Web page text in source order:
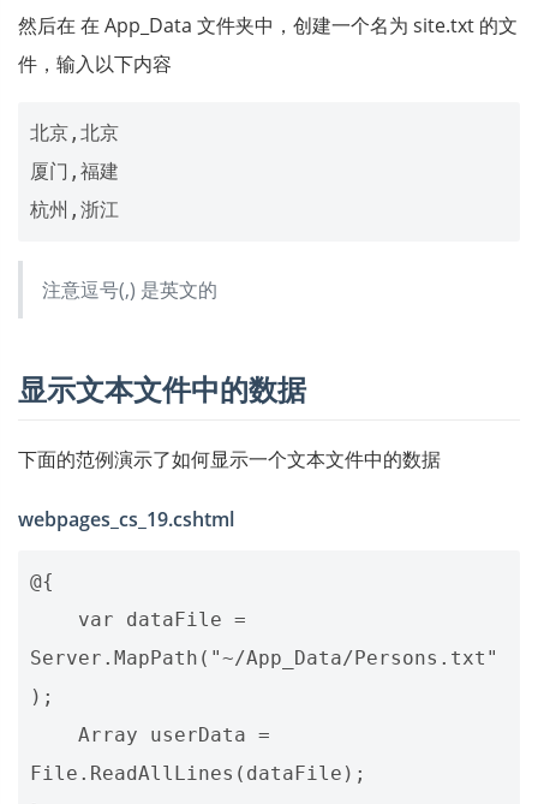
然后在 在 App_Data 文件夹中，创建一个名为 site.txt 的文
件，输入以下内容
北京,北京
厦门,福建
注意逗号(,) 是英文的
显示文本文件中的数据
下面的范例演示了如何显示一个文本文件中的数据
webpages_cs_19.cshtml
@{
Server.MapPath("~/App_Data/Persons.txt"
);
File.ReadAllLines(dataFile);